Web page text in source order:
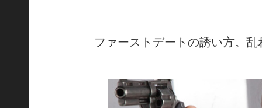
ファーストデートの誘い方。